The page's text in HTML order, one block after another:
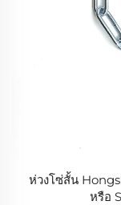
ห่วงโซ่สั้น
หรือ